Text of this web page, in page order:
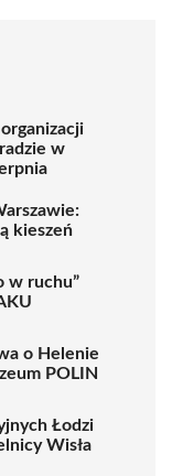
w
kieszeń
w ruchu”
o Helenie
POLIN
Łodzi
Wisła